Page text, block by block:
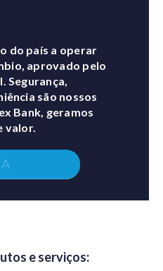
do país a operar
aprovado pelo
Segurança,
são nossos
Bank, geramos
valor.
e serviços: